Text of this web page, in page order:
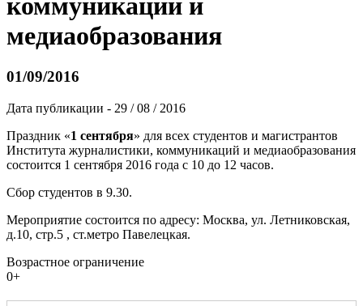
медиаобразования
01/09/2016
Дата публикации - 29 / 08 / 2016
Праздник «1 сентября» для всех студентов и магистрантов
Института журналистики, коммуникаций и медиаобразования
состоится 1 сентября 2016 года с 10 до 12 часов.
Сбор студентов в 9.30.
Мероприятие состоится по адресу: Москва, ул. Летниковская,
д.10, стр.5 , ст.метро Павелецкая.
Возрастное ограничение
0+